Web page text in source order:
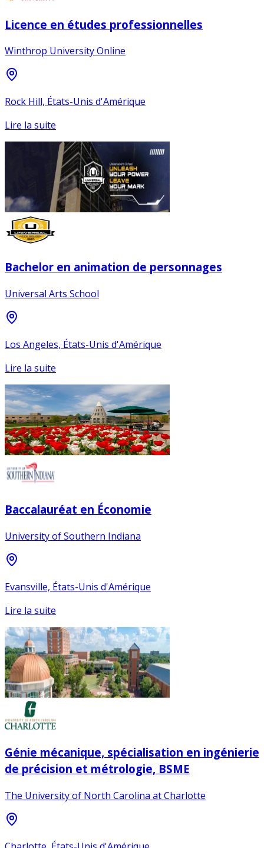
Licence en études professionnelles
Winthrop University Online
Rock Hill, États-Unis d'Amérique
Lire la suite
Bachelor en animation de personnages
Universal Arts School
Los Angeles, États-Unis d'Amérique
Lire la suite
Baccalauréat en Économie
University of Southern Indiana
Evansville, États-Unis d'Amérique
Lire la suite
Génie mécanique, spécialisation en ingénierie
de précision et métrologie, BSME
The University of North Carolina at Charlotte